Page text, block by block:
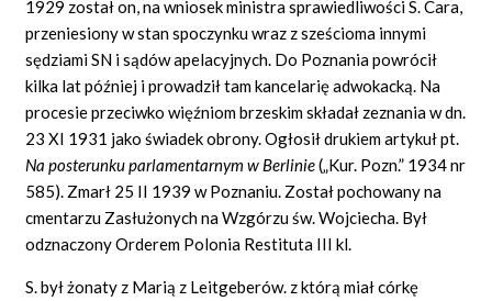
1929 został on, na wniosek ministra sprawiedliwości S. Cara,
przeniesiony w stan spoczynku wraz z sześcioma innymi
sędziami SN i sądów apelacyjnych. Do Poznania powrócił
kilka lat później i prowadził tam kancelarię adwokacką. Na
procesie przeciwko więźniom brzeskim składał zeznania w dn.
23 XI 1931 jako świadek obrony. Ogłosił drukiem artykuł pt.
Na posterunku parlamentarnym w Berlinie(„Kur. Pozn.” 1934 nr
585). Zmarł 25 II 1939 w Poznaniu. Został pochowany na
cmentarzu Zasłużonych na Wzgórzu św. Wojciecha. Był
odznaczony Orderem Polonia Restituta III kl.
S. był żonaty z Marią z Leitgeberów. z którą miał córkę